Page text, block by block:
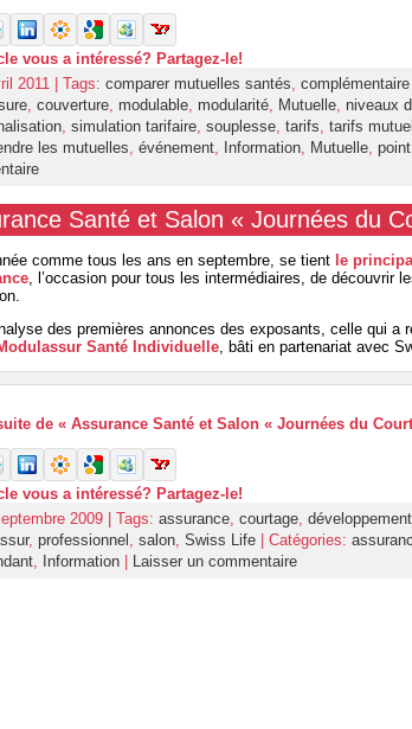
vous a intéressé? Partagez-le!
2011 | Tags: comparer mutuelles santés,
, couverture, modulable, modularité, Mutuelle, niveaux
, simulation tarifaire, souplesse, tarifs, tarifs
les mutuelles, événement, Information, Mutuelle,
Santé et Salon « Journées du
comme tous les ans en septembre, se tient le
, l’occasion pour tous les intermédiaires, de découvrir
des premières annonces des exposants, celle qui a
Santé Individuelle , bâti en partenariat avec
de « Assurance Santé et Salon « Journées du
vous a intéressé? Partagez-le!
2009 | Tags: assurance courtage
, professionnel salon Swiss Life | Catégories:
Information | Laisser un commentaire